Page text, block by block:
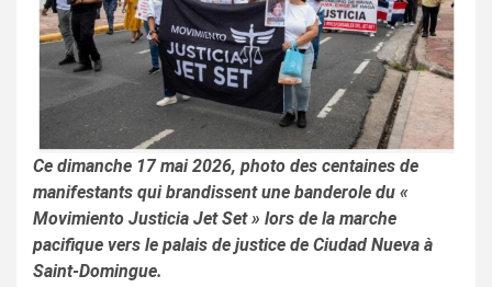
Ce dimanche 17 mai 2026, photo des centaines de
manifestants qui brandissent une banderole du «
Movimiento Justicia Jet Set » lors de la marche
pacifique vers le palais de justice de Ciudad Nueva à
Saint-Domingue.